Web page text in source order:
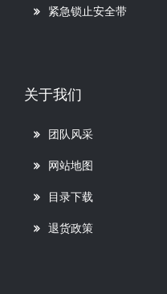
紧急锁止安全带
关于我们
团队风采
网站地图
目录下载
退货政策